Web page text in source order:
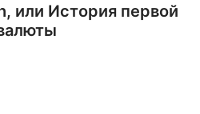
или История первой